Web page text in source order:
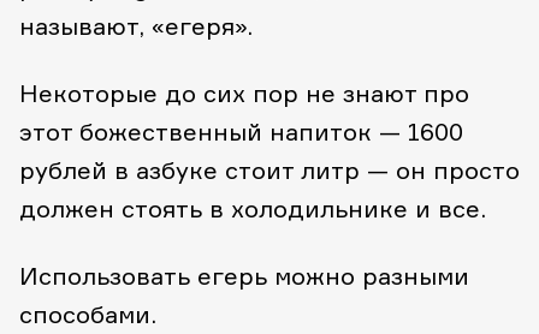
называют, «егеря».
Некоторые до сих пор не знают про
этот божественный напиток — 1600
рублей в азбуке стоит литр — он просто
должен стоять в холодильнике и все.
Использовать егерь можно разными
способами.